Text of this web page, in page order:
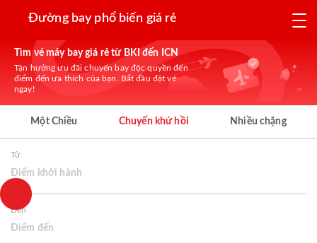
Đường bay phổ biến giá rẻ
Tìm vé máy bay giá rẻ từ BKI đến ICN
Tận hưởng ưu đãi chuyến bay độc quyền đến
điểm đến ưa thích của bạn. Bắt đầu đặt vé
ngay!
Một Chiều Chuyến khứ hồi Nhiều chặng
Từ
Điểm khởi hành
Đến
Điểm đến